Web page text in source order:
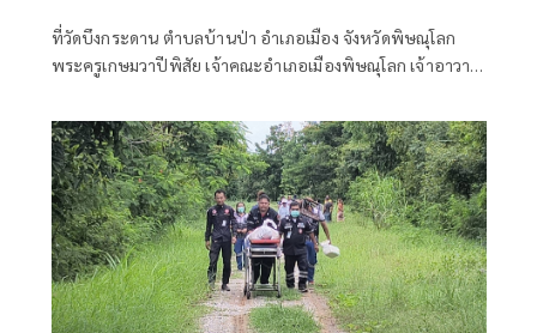
ที่วัดบึงกระดาน ตำบลบ้านป่า อำเภอเมือง จังหวัดพิษณุโลก
พระครูเกษมวาปีพิสัย เจ้าคณะอำเภอเมืองพิษณุโลก เจ้าอาวาส
ประธานฝ่ายสงฆ์ ในพิธีนพเคราะห์ต่อชะตาเสริมบารมี สวด
คาถาบูชาพระอุปคุต 88 จบ และตักบาตรเที่ยงคืน 69 รูป